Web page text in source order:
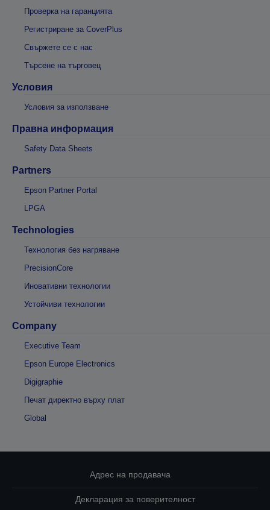
Проверка на гаранцията
Регистриране за CoverPlus
Свържете се с нас
Търсене на търговец
Условия
Условия за използване
Правна информация
Safety Data Sheets
Partners
Epson Partner Portal
LPGA
Technologies
Технология без нагряване
PrecisionCore
Иновативни технологии
Устойчиви технологии
Company
Executive Team
Epson Europe Electronics
Digigraphie
Печат директно върху плат
Global
Адрес на продавача
Декларация за поверителност